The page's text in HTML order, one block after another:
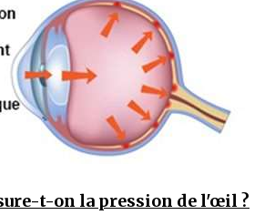
t-on la pression de l'œil ?